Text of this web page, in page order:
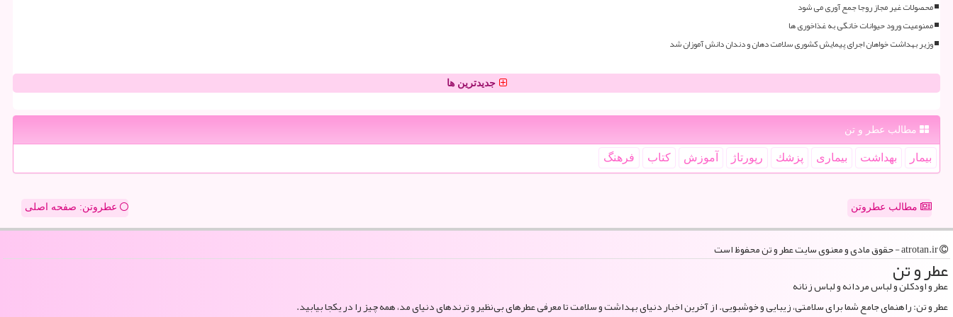
محصولات غیر مجاز روجا جمع آوری می شود
ممنوعیت ورود حیوانات خانگی به غذاخوری ها
وزیر بهداشت خواهان اجرای پیمایش کشوری سلامت دهان و دندان دانش آموزان شد
جدیدترین ها
مطالب عطر و تن
بیمار بهداشت بیماری پزشك رپورتاژ آموزش كتاب فرهنگ
مطالب عطروتن عطروتن: صفحه اصلی
عطر و تن
عطر و اودکلن و لباس مردانه و لباس زنانه
عطر و تن: راهنمای جامع شما برای سلامتی، زیبایی و خوشبویی. از آخرین اخبار دنیای بهداشت و سلامت تا معرفی عطرهای بی‌نظیر و ترندهای دنیای مد، همه چیز را در یکجا بیابید.